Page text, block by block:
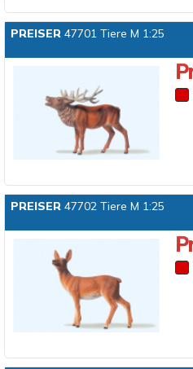
PREISER47701 Tiere M 1:25
PREISER47702 Tiere M 1:25